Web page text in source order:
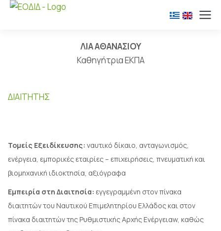
ΛΙΑ ΑΘΑΝΑΣΙΟΥ
Καθηγήτρια ΕΚΠΑ
ΔΙΑΙΤΗΤΉΣ
Τομείς Εξειδίκευσης: ναυτικό δίκαιο, ανταγωνισμός,
ενέργεια, εμπορικές εταιρίες – επιχειρήσεις, πνευματική και
βιομηχανική ιδιοκτησία, αξιόγραφα
Εμπειρία στη Διαιτησία: εγγεγραμμένη στον πίνακα
διαιτητών του Ναυτικού Επιμελητηρίου Ελλάδος και στον
πίνακα διαιτητών της Ρυθμιστικής Αρχής Ενέργειαw, καθώς